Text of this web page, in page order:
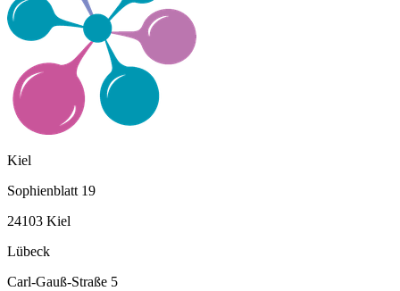
Kiel
Sophienblatt 19
24103 Kiel
Lübeck
Carl-Gauß-Straße 5